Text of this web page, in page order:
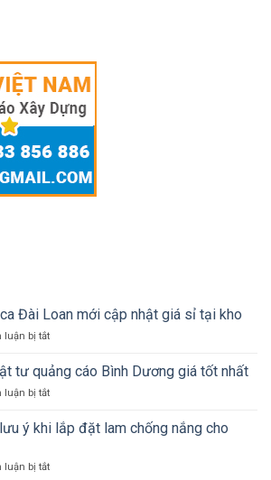
Đài Loan mới cập nhật giá sỉ tại kho
luận bị tắtở
giá
mica
Đài
mới
giá
tư quảng cáo Bình Dương giá tốt nhất
luận bị tắtở
đại
tư
ý khi lắp đặt lam chống nắng cho
luận bị tắtở